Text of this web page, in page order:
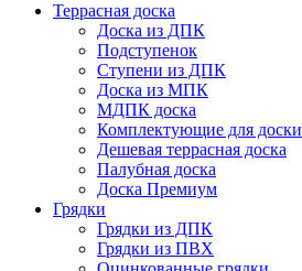
Террасная доска
Доска из ДПК
Подступенок
Ступени из ДПК
Доска из МПК
МДПК доска
Комплектующие для доски
Дешевая террасная доска
Палубная доска
Доска Премиум
Грядки
Грядки из ДПК
Грядки из ПВХ